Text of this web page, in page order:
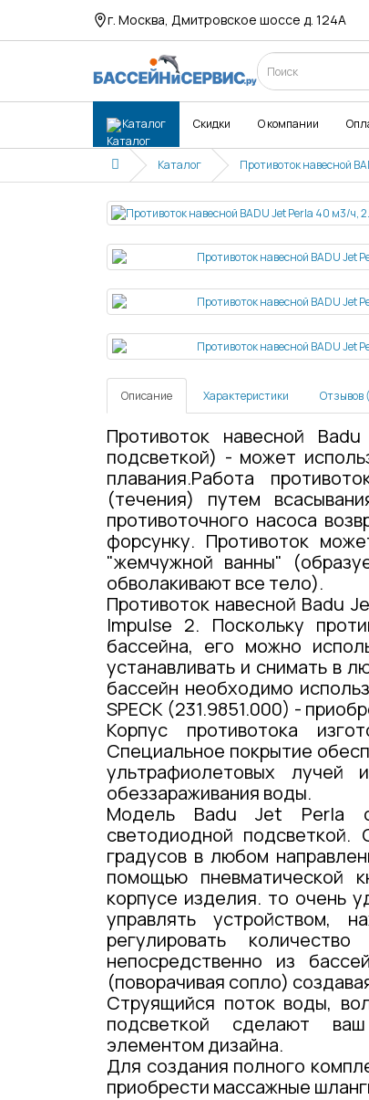
г. Москва, Дмитровское шоссе д. 124А
Каталог Скидки О компании
Каталог Противоток навесной
Описание Характеристики Отзывов
Противоток навесной
подсветкой) - может
плавания.Работа
(течения) путем
противоточного насоса
форсунку. Противоток
"жемчужной ванны"
обволакивают все тело).
Противоток навесной Badu
Impulse 2. Поскольку
бассейна, его можно
устанавливать и снимать в
бассейн необходимо
SPECK (231.9851.000) -
Корпус противотока
Специальное покрытие
ультрафиолетовых лучей
обеззараживания воды.
Модель Badu Jet Perla
светодиодной
градусов в любом
помощью пневматической
корпусе изделия. то очень
управлять
регулировать
непосредственно из
(поворачивая сопло)
Струящийся поток воды,
подсветкой сделают
элементом дизайна.
Для создания полного
приобрести массажные